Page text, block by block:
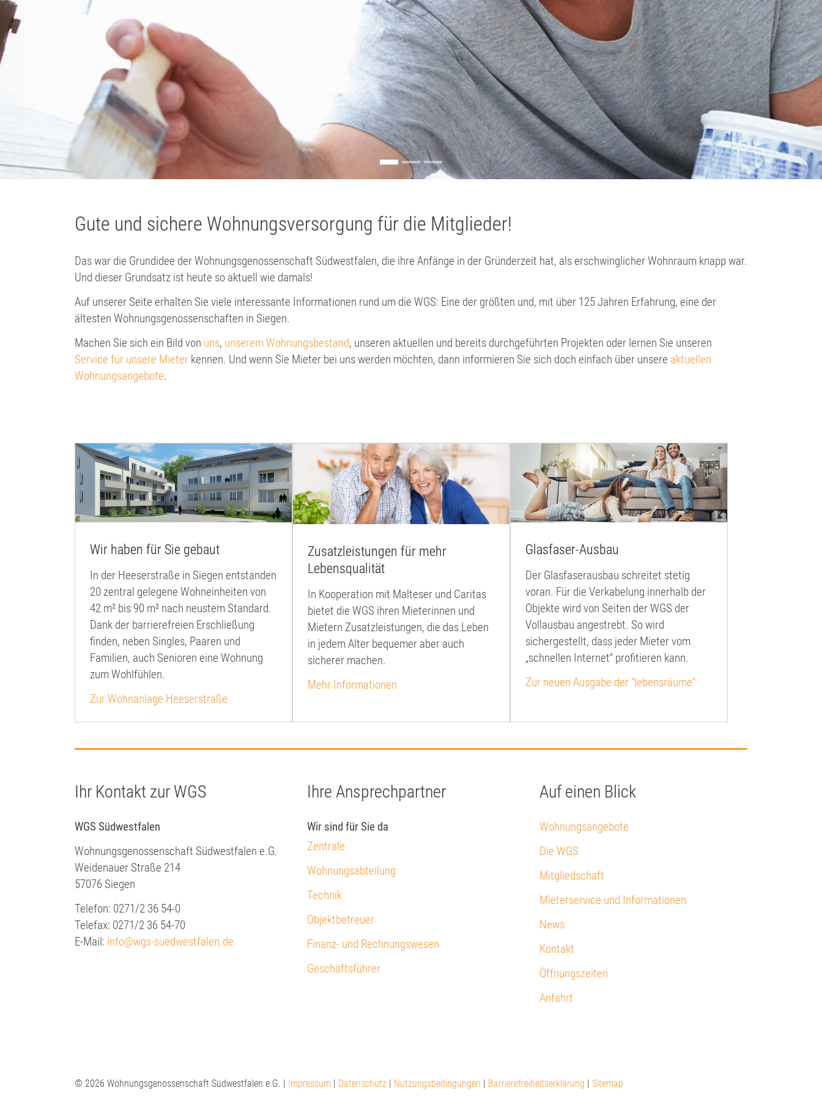
Lebensräume für Individuen
Wohlfühlen inbegriffen
Die Stärke der Gemeinschaft
Previous
Gute und sichere Wohnungsversorgung für die Mitglieder!
Das war die Grundidee der Wohnungsgenossenschaft Südwestfalen, die ihre Anfänge in der Gründerzeit hat, als erschwinglicher Wohnraum knapp war.
Und dieser Grundsatz ist heute so aktuell wie damals!
Auf unserer Seite erhalten Sie viele interessante Informationen rund um die WGS: Eine der größten und, mit über 125 Jahren Erfahrung, eine der
ältesten Wohnungsgenossenschaften in Siegen.
Machen Sie sich ein Bild von uns, unserem Wohnungsbestand, unseren aktuellen und bereits durchgeführten Projekten oder lernen Sie unseren
Service für unsere Mieter kennen. Und wenn Sie Mieter bei uns werden möchten, dann informieren Sie sich doch einfach über unsere aktuellen
Wohnungsangebote.
Wir haben für Sie gebaut
In der Heeserstraße in Siegen entstanden
20 zentral gelegene Wohneinheiten von
42 m² bis 90 m² nach neustem Standard.
Dank der barrierefreien Erschließung
finden, neben Singles, Paaren und
Familien, auch Senioren eine Wohnung
zum Wohlfühlen.
Zur Wohnanlage Heeserstraße
Zusatzleistungen für mehr
Lebensqualität
In Kooperation mit Malteser und Caritas
bietet die WGS ihren Mieterinnen und
Mietern Zusatzleistungen, die das Leben
in jedem Alter bequemer aber auch
sicherer machen.
Mehr Informationen
Glasfaser-Ausbau
Der Glasfaserausbau schreitet stetig
voran. Für die Verkabelung innerhalb der
Objekte wird von Seiten der WGS der
Vollausbau angestrebt. So wird
sichergestellt, dass jeder Mieter vom
„schnellen Internet“ profitieren kann.
Zur neuen Ausgabe der “lebensräume”
Ihr Kontakt zur WGS
WGS Südwestfalen
Wohnungsgenossenschaft Südwestfalen e.G.
Weidenauer Straße 214
57076 Siegen
Telefon: 0271/2 36 54-0
Telefax: 0271/2 36 54-70
E-Mail: info@wgs-suedwestfalen.de
Ihre Ansprechpartner
Wir sind für Sie da
Zentrale
Wohnungsabteilung
Technik
Objektbetreuer
Finanz- und Rechnungswesen
Geschäftsführer
Auf einen Blick
Wohnungsangebote
Die WGS
Mitgliedschaft
Mieterservice und Informationen
News
Kontakt
Öffnungszeiten
Anfahrt
© 2026 Wohnungsgenossenschaft Südwestfalen e.G. | Impressum | Datenschutz | Nutzungsbedingungen | Barrierefreiheitserklärung | Sitemap